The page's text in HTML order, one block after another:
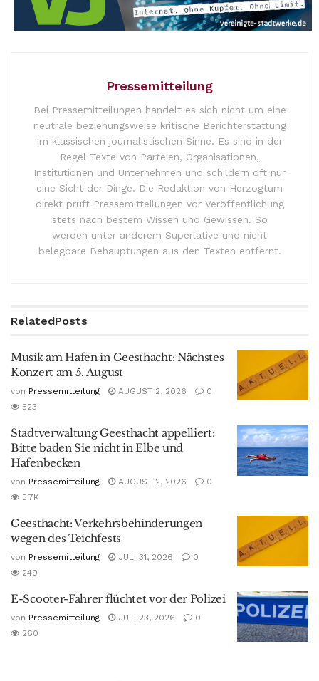
Pressemitteilung
Bei Pressemitteilungen handelt es sich nicht um eine
neutrale beziehungsweise kritische Berichterstattung
im klassischen journalistischen Sinne. Es sind in der
Regel Texte von Parteien, Organisationen,
Institutionen und Unternehmen und schildern oft nur
eine Sicht der Dinge. Die Redaktion von Herzogtum
direkt prüft Pressemitteilungen vor Veröffentlichung
stets nach bestem Wissen und Gewissen. So
werden unter anderem Superlative und nicht
belegbare Behauptungen aus den Texten entfernt.
RelatedPosts
Musik am Hafen in Geesthacht: Nächstes
Konzert am 5. August
von Pressemitteilung AUGUST 2, 2026
0
523
Stadtverwaltung Geesthacht appelliert:
Bitte baden Sie nicht in Elbe und
Hafenbecken
von Pressemitteilung AUGUST 2, 2026
0
5.7K
Geesthacht: Verkehrsbehinderungen
wegen des Teichfests
von Pressemitteilung JULI 31, 2026
0
249
E-Scooter-Fahrer flüchtet vor der Polizei
von Pressemitteilung JULI 23, 2026
0
260